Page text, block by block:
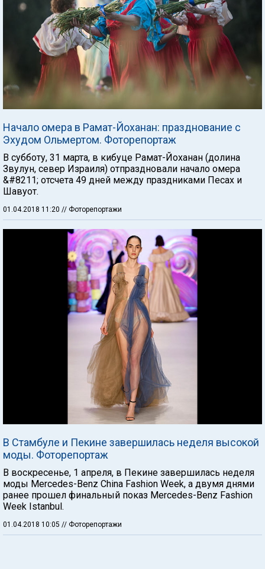
Начало омера в Рамат-Йоханан: празднование с
Эхудом Ольмертом. Фоторепортаж
В субботу, 31 марта, в кибуце Рамат-Йоханан (долина
Звулун, север Израиля) отпраздновали начало омера
&#8211; отсчета 49 дней между праздниками Песах и
Шавуот.
01.04.2018 11:20 // Фоторепортажи
В Стамбуле и Пекине завершилась неделя высокой
моды. Фоторепортаж
В воскресенье, 1 апреля, в Пекине завершилась неделя
моды Mercedes-Benz China Fashion Week, а двумя днями
ранее прошел финальный показ Mercedes-Benz Fashion
Week Istanbul.
01.04.2018 10:05 // Фоторепортажи